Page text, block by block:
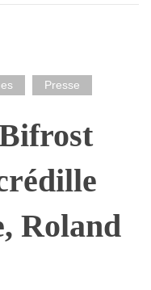
Presse
Roland